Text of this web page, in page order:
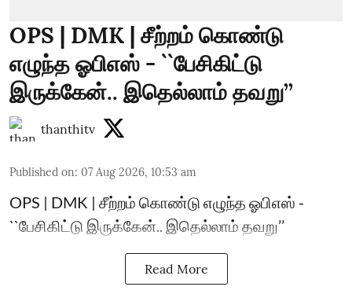
OPS | DMK | சீற்றம் கொண்டு
எழுந்த ஓபிஎஸ் - ``பேசிகிட்டு
இருக்கேன்.. இதெல்லாம் தவறு’’
thanthitv
Published on: 07 Aug 2026, 10:53 am
OPS | DMK | சீற்றம் கொண்டு எழுந்த ஓபிஎஸ் -
``பேசிகிட்டு இருக்கேன்.. இதெல்லாம் தவறு’’
Read More